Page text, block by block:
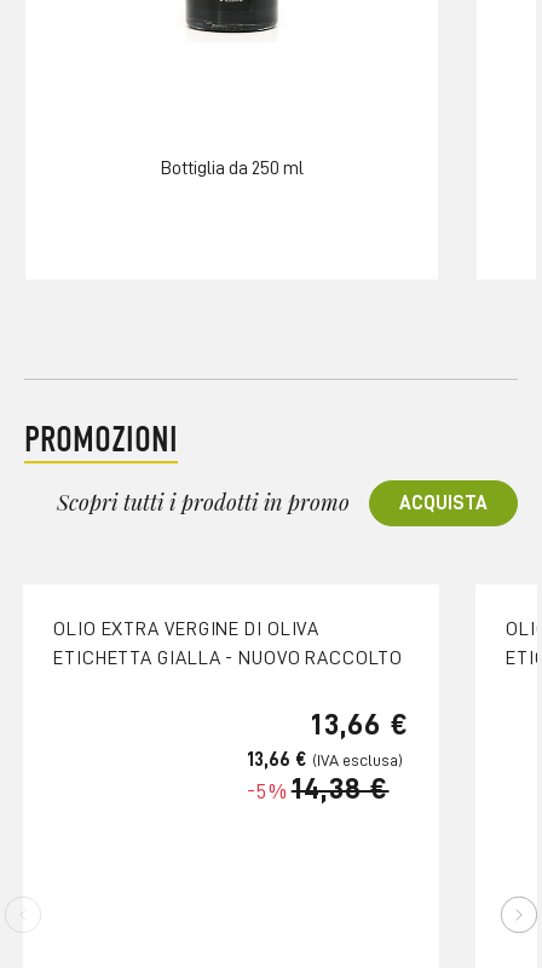
Bottiglia da 250 ml
PROMOZIONI
Scopri tutti i prodotti in promo ACQUISTA
OLIO EXTRA VERGINE DI OLIVA
ETICHETTA GIALLA - NUOVO RACCOLTO
-5% 14,38 €
13,66 €
13,66 €